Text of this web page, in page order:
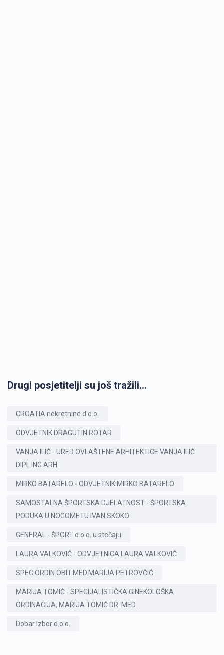
Drugi posjetitelji su još tražili...
CROATIA nekretnine d.o.o.
ODVJETNIK DRAGUTIN ROTAR
VANJA ILIĆ - URED OVLAŠTENE ARHITEKTICE VANJA ILIĆ
DIPL.ING.ARH.
MIRKO BATARELO - ODVJETNIK MIRKO BATARELO
SAMOSTALNA ŠPORTSKA DJELATNOST - ŠPORTSKA
PODUKA U NOGOMETU IVAN SKOKO
GENERAL - ŠPORT d.o.o. u stečaju
LAURA VALKOVIĆ - ODVJETNICA LAURA VALKOVIĆ
SPEC.ORDIN.OBIT.MED.MARIJA PETROVČIĆ
MARIJA TOMIĆ - SPECIJALISTIČKA GINEKOLOŠKA
ORDINACIJA, MARIJA TOMIĆ DR. MED.
Dobar Izbor d.o.o.